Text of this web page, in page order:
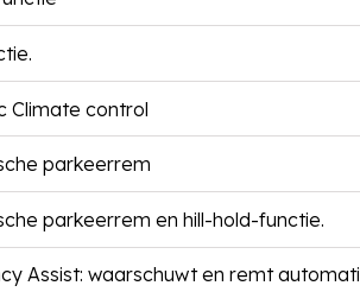
Climate control
parkeerrem
parkeerrem en hill-hold-functie.
Assist: waarschuwt en remt